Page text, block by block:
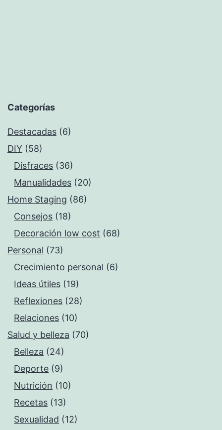
Categorías
Destacadas (6)
DIY (58)
Disfraces (36)
Manualidades (20)
Home Staging (86)
Consejos (18)
Decoración low cost (68)
Personal (73)
Crecimiento personal (6)
Ideas útiles (19)
Reflexiones (28)
Relaciones (10)
Salud y belleza (70)
Belleza (24)
Deporte (9)
Nutrición (10)
Recetas (13)
Sexualidad (12)